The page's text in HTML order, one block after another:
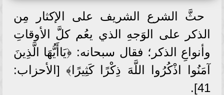
حثَّ الشرع الشريف على الإكثار مِن
الذكر على الوَجهِ الذي يعُم كلَّ الأوقاتِ
وأنواعِ الذكر؛ فقال سبحانه: ﴿يَاأَيُّهَا الَّذِينَ
آمَنُوا اذْكُرُوا اللَّهَ ذِكْرًا كَثِيرًا﴾ [الأحزاب:
41].